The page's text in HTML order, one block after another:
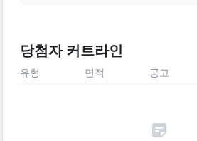
당첨자 커트라인
유형 면적 공고